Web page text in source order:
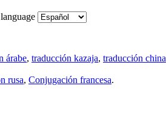
árabe, traducción kazaja, traducción china
rusa, Conjugación francesa.